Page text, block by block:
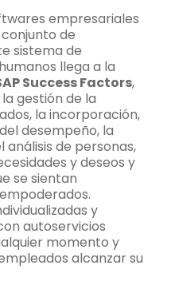
empresariales
de
sistema de
llega a la
Success Factors,
gestión de la
la incorporación,
desempeño, la
análisis de personas,
y deseos y
se sientan
y
autoservicios
momento y
alcanzar su